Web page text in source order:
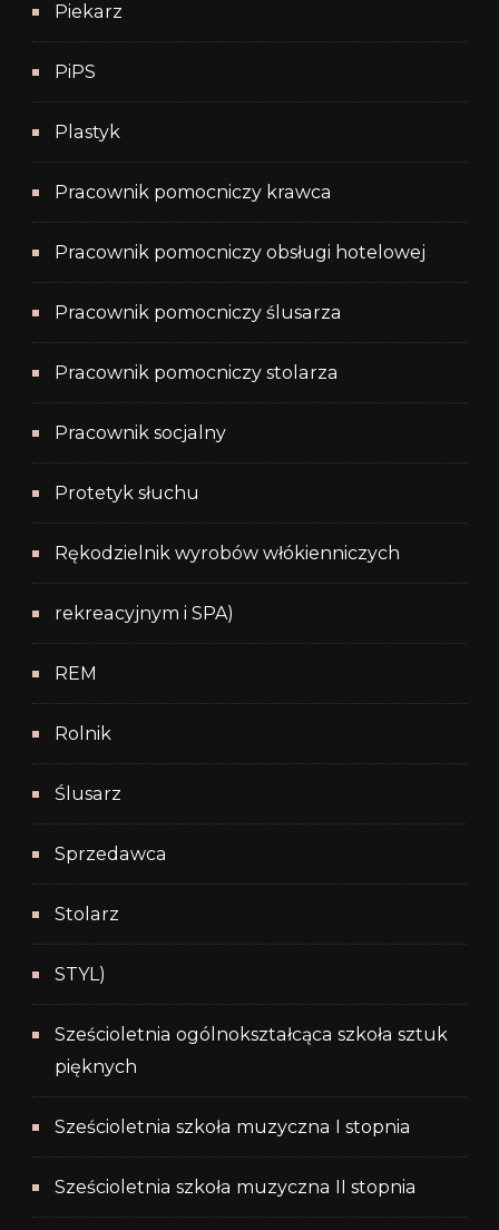
Piekarz
PiPS
Plastyk
Pracownik pomocniczy krawca
Pracownik pomocniczy obsługi hotelowej
Pracownik pomocniczy ślusarza
Pracownik pomocniczy stolarza
Pracownik socjalny
Protetyk słuchu
Rękodzielnik wyrobów włókienniczych
rekreacyjnym i SPA)
REM
Rolnik
Ślusarz
Sprzedawca
Stolarz
STYL)
Sześcioletnia ogólnokształcąca szkoła sztuk
pięknych
Sześcioletnia szkoła muzyczna I stopnia
Sześcioletnia szkoła muzyczna II stopnia